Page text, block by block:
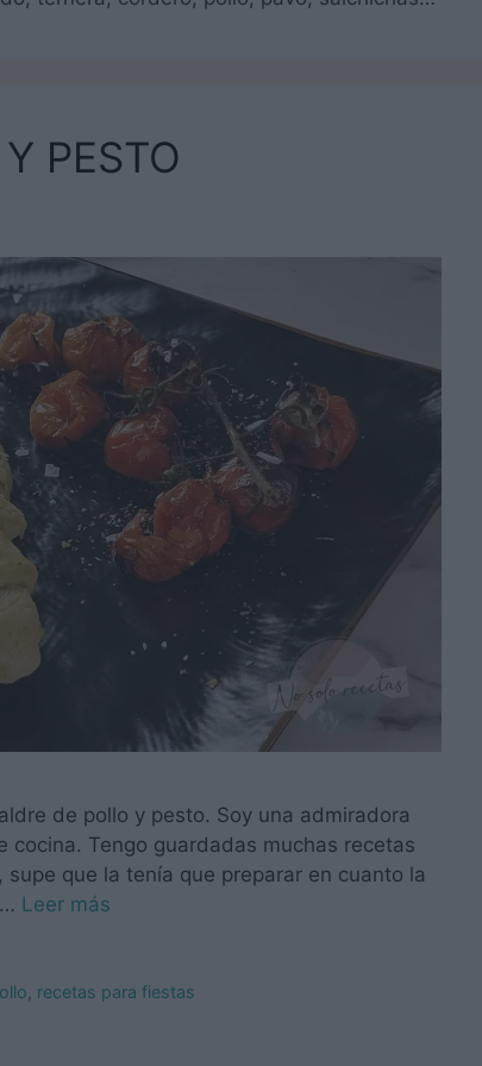
PESTO
de pollo y pesto. Soy una admiradora
cocina. Tengo guardadas muchas recetas
que la tenía que preparar en cuanto la
Leer más
recetas para fiestas